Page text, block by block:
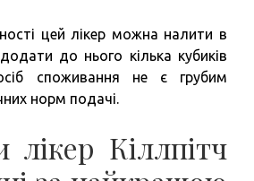
цей лікер можна налити в
до нього кілька кубиків
споживання не є грубим
норм подачі.
лікер Кіллпітч